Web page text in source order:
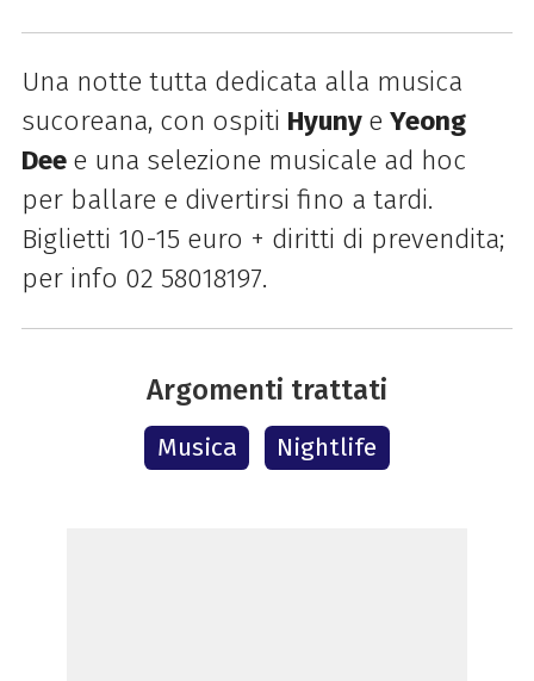
Una notte tutta dedicata alla musica
sucoreana, con ospiti Hyuny e Yeong
Dee e una selezione musicale ad hoc
per ballare e divertirsi fino a tardi.
Biglietti 10-15 euro + diritti di prevendita;
per info 02 58018197.
Argomenti trattati
Musica Nightlife